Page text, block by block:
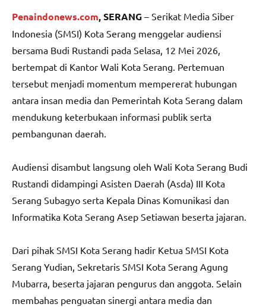
Penaindonews.com, SERANG – Serikat Media Siber
Indonesia (SMSI) Kota Serang menggelar audiensi
bersama Budi Rustandi pada Selasa, 12 Mei 2026,
bertempat di Kantor Wali Kota Serang. Pertemuan
tersebut menjadi momentum mempererat hubungan
antara insan media dan Pemerintah Kota Serang dalam
mendukung keterbukaan informasi publik serta
pembangunan daerah.
Audiensi disambut langsung oleh Wali Kota Serang Budi
Rustandi didampingi Asisten Daerah (Asda) III Kota
Serang Subagyo serta Kepala Dinas Komunikasi dan
Informatika Kota Serang Asep Setiawan beserta jajaran.
Dari pihak SMSI Kota Serang hadir Ketua SMSI Kota
Serang Yudian, Sekretaris SMSI Kota Serang Agung
Mubarra, beserta jajaran pengurus dan anggota. Selain
membahas penguatan sinergi antara media dan